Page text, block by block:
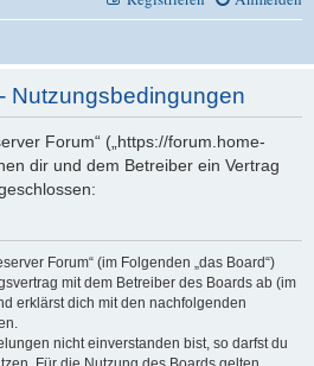
Nutzungsbedingungen
Forum“ („https://forum.home-
dir und dem Betreiber ein Vertrag
Forum“ (im Folgenden „das Board“)
mit dem Betreiber des Boards ab (im
erklärst dich mit den nachfolgenden
nicht einverstanden bist, so darfst du